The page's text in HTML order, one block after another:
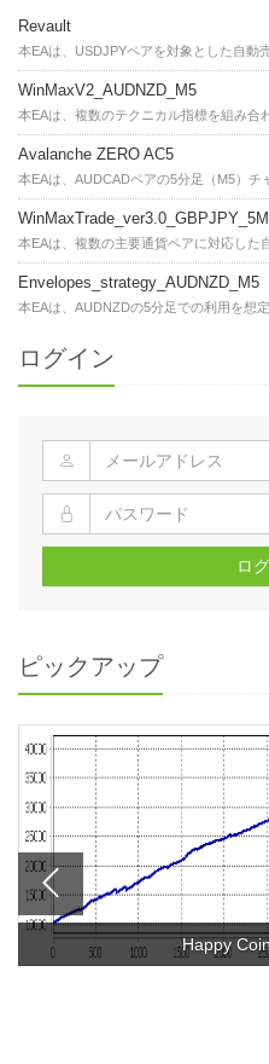
Revault
本EAは、USDJPYペアを対象とした自動
WinMaxV2_AUDNZD_M5
本EAは、複数のテクニカル指標を組み合
Avalanche ZERO AC5
本EAは、AUDCADペアの5分足（M5）チ
WinMaxTrade_ver3.0_GBPJPY_5M
本EAは、複数の主要通貨ペアに対応した
Envelopes_strategy_AUDNZD_M5
本EAは、AUDNZDの5分足での利用を想
ログイン
ロ
ピックアップ
Happy